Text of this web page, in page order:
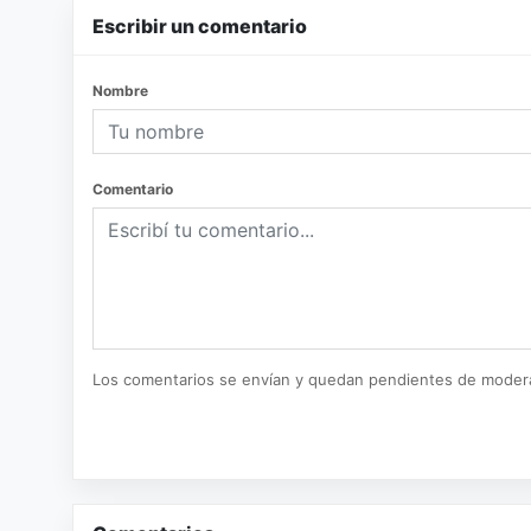
Escribir un comentario
Nombre
Comentario
Los comentarios se envían y quedan pendientes de